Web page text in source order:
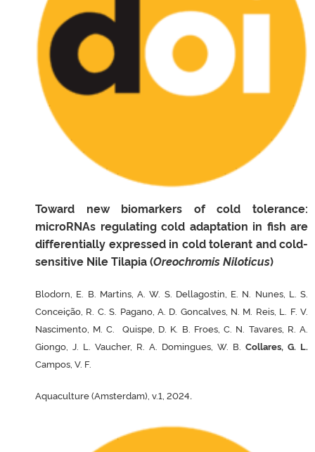
Toward new biomarkers of cold tolerance:
microRNAs regulating cold adaptation in fish are
differentially expressed in cold tolerant and cold-
sensitive Nile Tilapia (Oreochromis Niloticus)
Blodorn, E. B. Martins, A. W. S. Dellagostin, E. N. Nunes, L. S.
Conceição, R. C. S. Pagano, A. D. Goncalves, N. M. Reis, L. F. V.
Nascimento, M. C. Quispe, D. K. B. Froes, C. N. Tavares, R. A.
Giongo, J. L. Vaucher, R. A. Domingues, W. B. Collares, G. L.
Campos, V. F.
Aquaculture (Amsterdam), v.1, 2024.